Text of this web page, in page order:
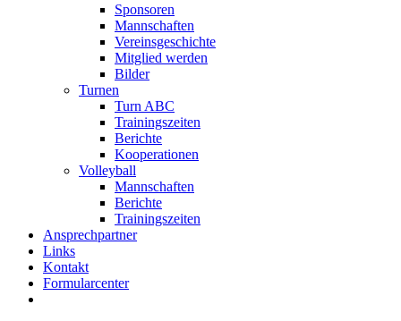
Sponsoren
Mannschaften
Vereinsgeschichte
Mitglied werden
Bilder
Turnen
Turn ABC
Trainingszeiten
Berichte
Kooperationen
Volleyball
Mannschaften
Berichte
Trainingszeiten
Ansprechpartner
Links
Kontakt
Formularcenter